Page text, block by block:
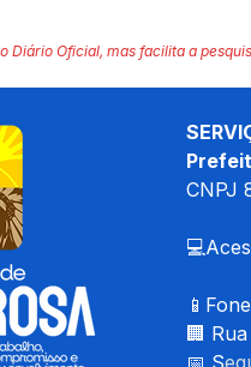
Diário Oficial, mas facilita a
CNPJ
🏢
📅 S